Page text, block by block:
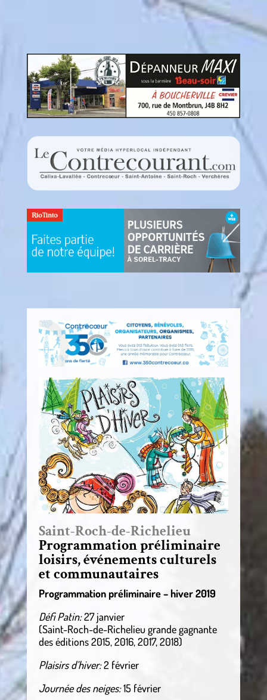
Saint-Roch-de-Richelieu
Programmation préliminaire
loisirs, événements culturels
et communautaires
Programmation préliminaire – hiver 2019
Défi Patin:27 janvier
(Saint-Roch-de-Richelieu grande gagnante
des éditions 2015, 2016, 2017, 2018)
Plaisirs d’hiver:2 février
Journée des neiges:15 février